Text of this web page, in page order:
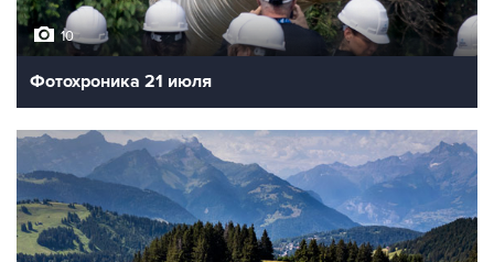
10
Фотохроника 21 июля